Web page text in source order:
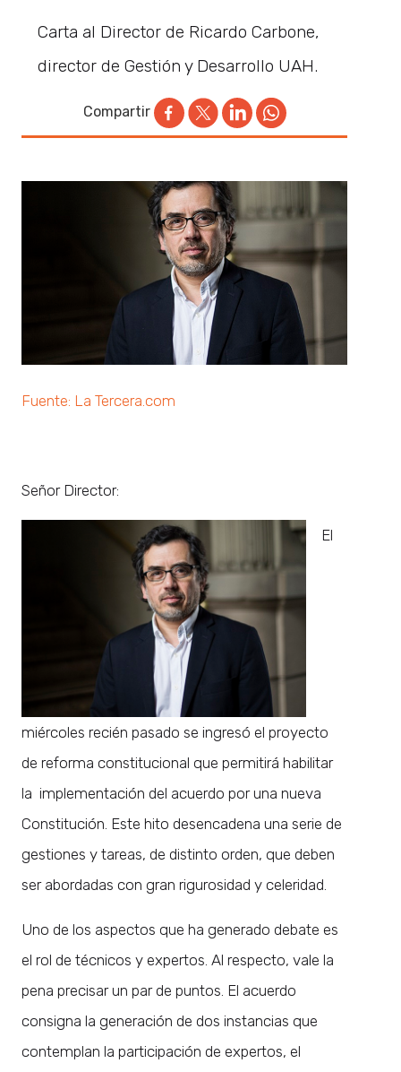
Carta al Director de Ricardo Carbone,
director de Gestión y Desarrollo UAH.
Compartir
Fuente: La Tercera.com
Señor Director:
El
miércoles recién pasado se ingresó el proyecto
de reforma constitucional que permitirá habilitar
la implementación del acuerdo por una nueva
Constitución. Este hito desencadena una serie de
gestiones y tareas, de distinto orden, que deben
ser abordadas con gran rigurosidad y celeridad.
Uno de los aspectos que ha generado debate es
el rol de técnicos y expertos. Al respecto, vale la
pena precisar un par de puntos. El acuerdo
consigna la generación de dos instancias que
contemplan la participación de expertos, el